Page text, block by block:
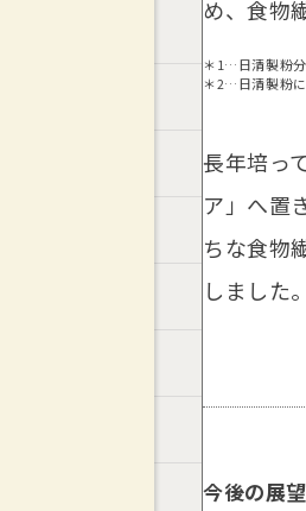
め、食物
＊1…日清製粉
＊2…日清製粉
長年培っ
ア」へ置
ちな食物
しました
今後の展望